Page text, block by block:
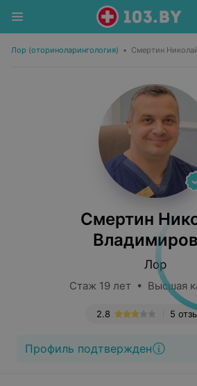
Лор (оториноларингология) • Смертин
Смертин
Лор
Стаж 19 лет • Высшая
5
2.8
Профиль подтвержден